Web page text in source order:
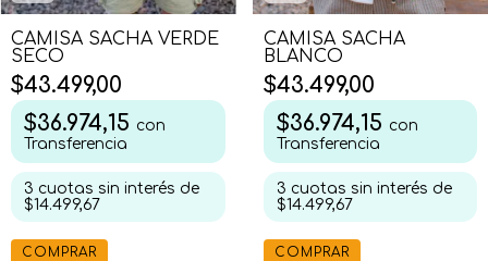
CAMISA SACHA VERDE
SECO
$43.499,00
$36.974,15 con
Transferencia
3 cuotas sin interés de
$14.499,67
COMPRAR
CAMISA SACHA
BLANCO
$43.499,00
$36.974,15 con
Transferencia
3 cuotas sin interés de
$14.499,67
COMPRAR